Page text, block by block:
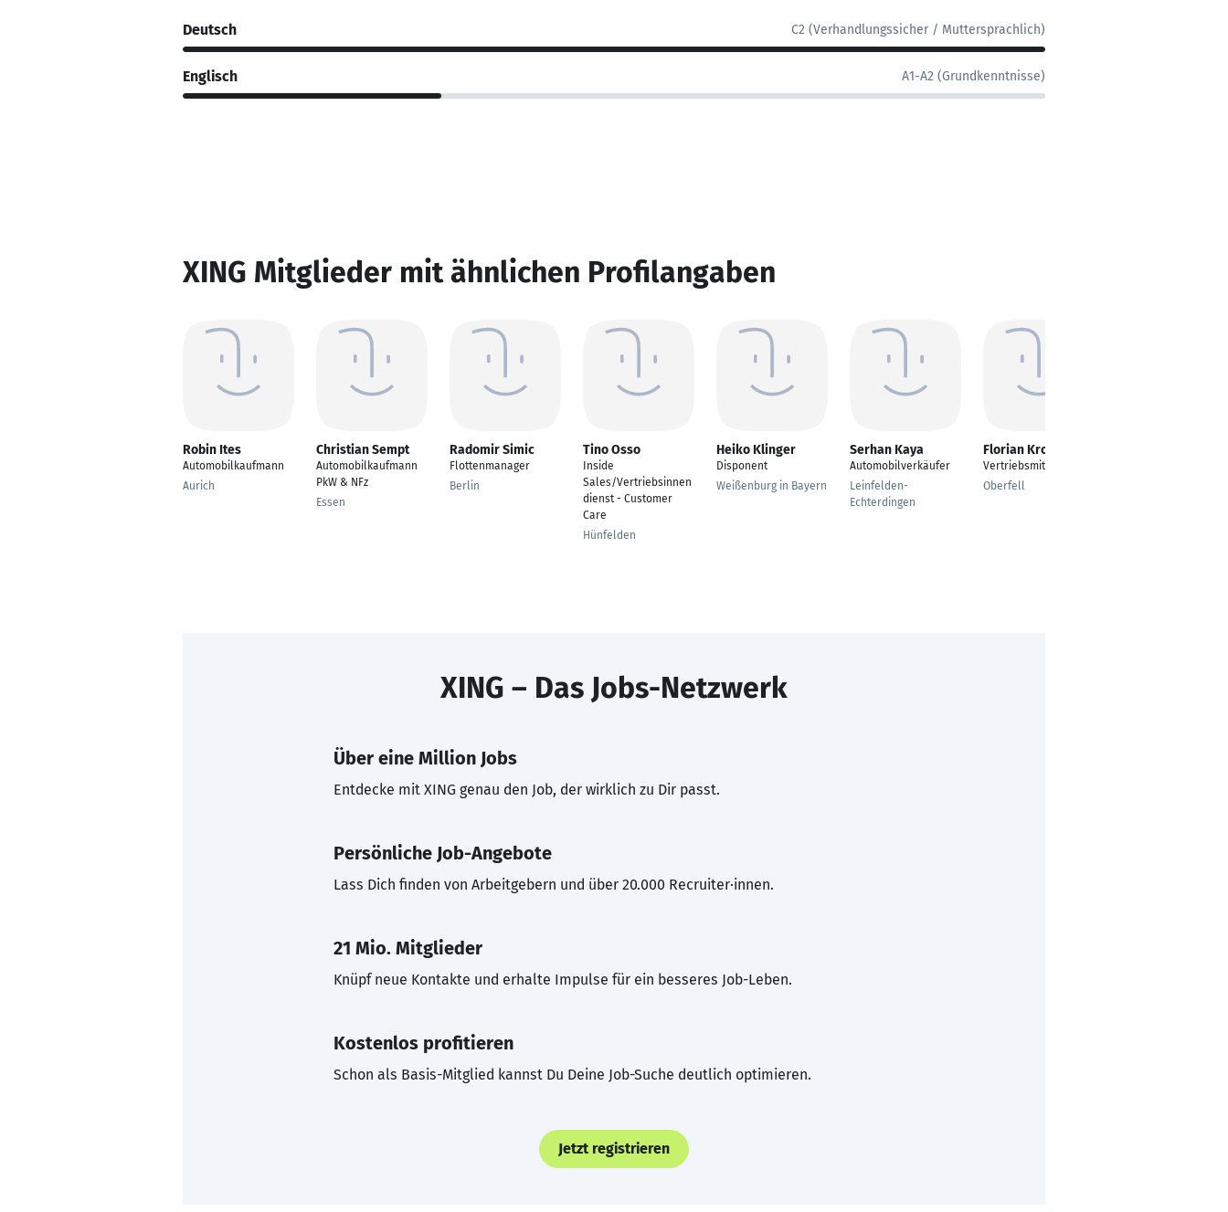
Deutsch C2 (Verhandlungssicher / Muttersprachlich)
Englisch A1-A2 (Grundkenntnisse)
XING Mitglieder mit ähnlichen Profilangaben
Robin Ites
Automobilkaufmann
Aurich
Christian Sempt
Automobilkaufmann
PkW & NFz
Essen
Radomir Simic
Flottenmanager
Berlin
Tino Osso
Inside
Sales/Vertriebsinnen
dienst - Customer
Care
Hünfelden
Heiko Klinger
Disponent
Weißenburg in Bayern
Serhan Kaya
Automobilverkäufer
Leinfelden-
Echterdingen
Florian Kron
Vertriebsmitarbeiter
Oberfell
XING – Das Jobs-Netzwerk
Über eine Million Jobs
Entdecke mit XING genau den Job, der wirklich zu Dir passt.
Persönliche Job-Angebote
Lass Dich finden von Arbeitgebern und über 20.000 Recruiter·innen.
21 Mio. Mitglieder
Knüpf neue Kontakte und erhalte Impulse für ein besseres Job-Leben.
Kostenlos profitieren
Schon als Basis-Mitglied kannst Du Deine Job-Suche deutlich optimieren.
Jetzt registrieren